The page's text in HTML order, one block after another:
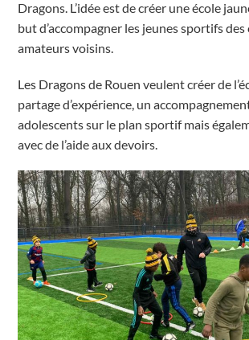
Dragons. L’idée est de créer une école
but d’accompagner les jeunes sportifs
amateurs voisins.
Les Dragons de Rouen veulent créer de
partage d’expérience, un
adolescents sur le plan sportif mais
avec de l’aide aux devoirs.